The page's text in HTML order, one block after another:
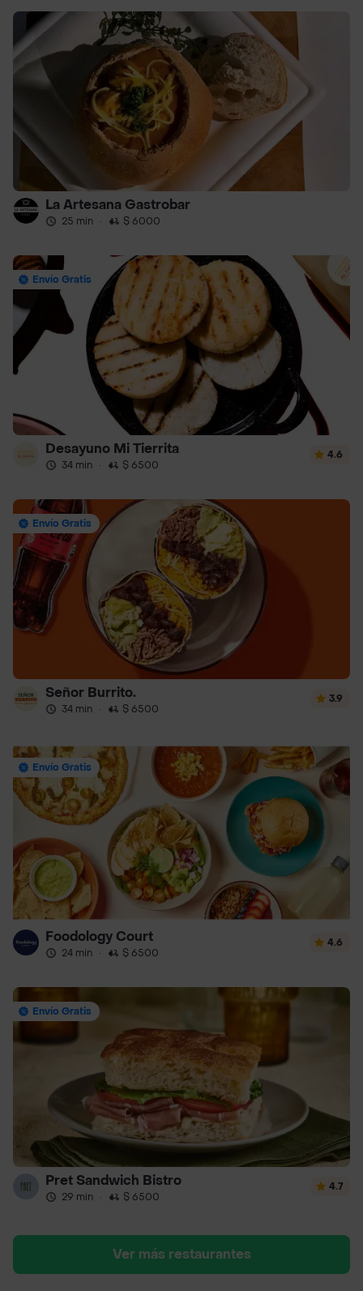
La Artesana Gastrobar
25 min · $ 6000
Envío Gratis
Desayuno Mi Tierrita
34 min · $ 6500
4.6
Envío Gratis
Señor Burrito.
34 min · $ 6500
3.9
Envío Gratis
Foodology Court
24 min · $ 6500
4.6
Envío Gratis
Pret Sandwich Bistro
29 min · $ 6500
4.7
Ver más restaurantes